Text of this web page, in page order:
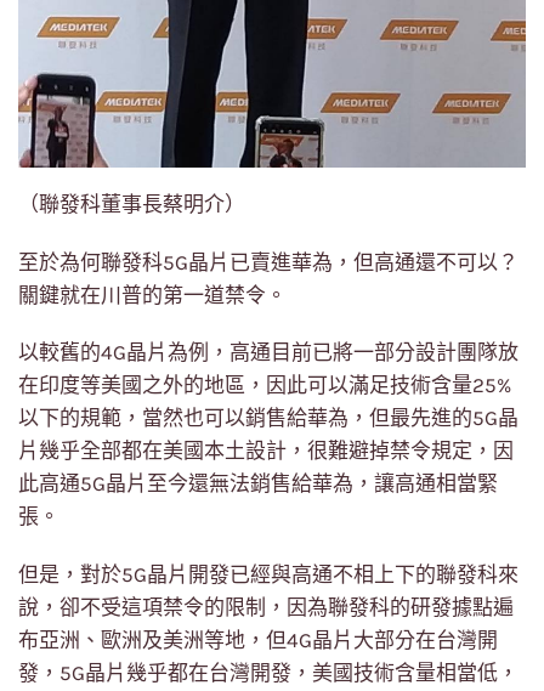
（聯發科董事長蔡明介）
至於為何聯發科5G晶片已賣進華為，但高通還不可以？
關鍵就在川普的第一道禁令。
以較舊的4G晶片為例，高通目前已將一部分設計團隊放
在印度等美國之外的地區，因此可以滿足技術含量25%
以下的規範，當然也可以銷售給華為，但最先進的5G晶
片幾乎全部都在美國本土設計，很難避掉禁令規定，因
此高通5G晶片至今還無法銷售給華為，讓高通相當緊
張。
但是，對於5G晶片開發已經與高通不相上下的聯發科來
說，卻不受這項禁令的限制，因為聯發科的研發據點遍
布亞洲、歐洲及美洲等地，但4G晶片大部分在台灣開
發，5G晶片幾乎都在台灣開發，美國技術含量相當低，